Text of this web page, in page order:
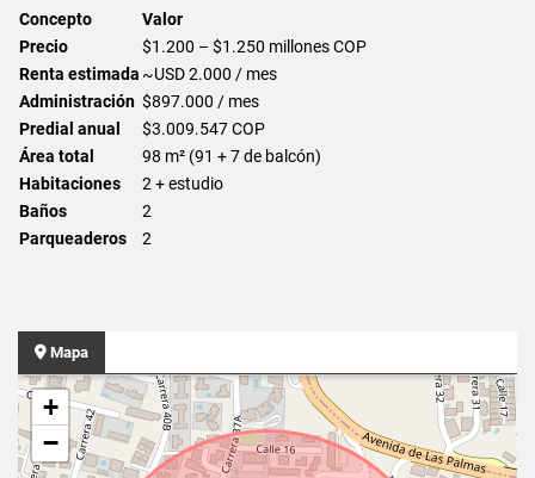
Concepto
Valor
Precio
$1.200 – $1.250 millones COP
Renta estimada ~USD 2.000 / mes
Administración $897.000 / mes
Predial anual
$3.009.547 COP
Área total
98 m² (91 + 7 de balcón)
Habitaciones
2 + estudio
Baños
2
Parqueaderos
2
Mapa
+
−